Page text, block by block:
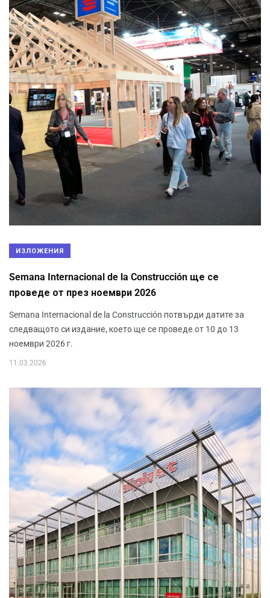
ИЗЛОЖЕНИЯ
Semana Internacional de la Construcción ще се
проведе от през ноември 2026
Semana Internacional de la Construcción потвърди датите за
следващото си издание, което ще се проведе от 10 до 13
ноември 2026 г.
11.03.2026